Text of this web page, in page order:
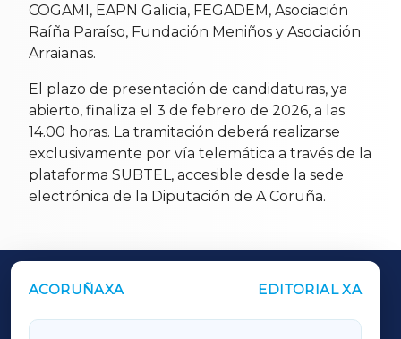
COGAMI, EAPN Galicia, FEGADEM, Asociación
Raíña Paraíso, Fundación Meniños y Asociación
Arraianas.
El plazo de presentación de candidaturas, ya
abierto, finaliza el 3 de febrero de 2026, a las
14.00 horas. La tramitación deberá realizarse
exclusivamente por vía telemática a través de la
plataforma SUBTEL, accesible desde la sede
electrónica de la Diputación de A Coruña.
ACORUÑAXA EDITORIAL XA
OUTROS PERIÓDICOS